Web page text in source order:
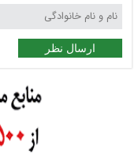
ارسال نظر